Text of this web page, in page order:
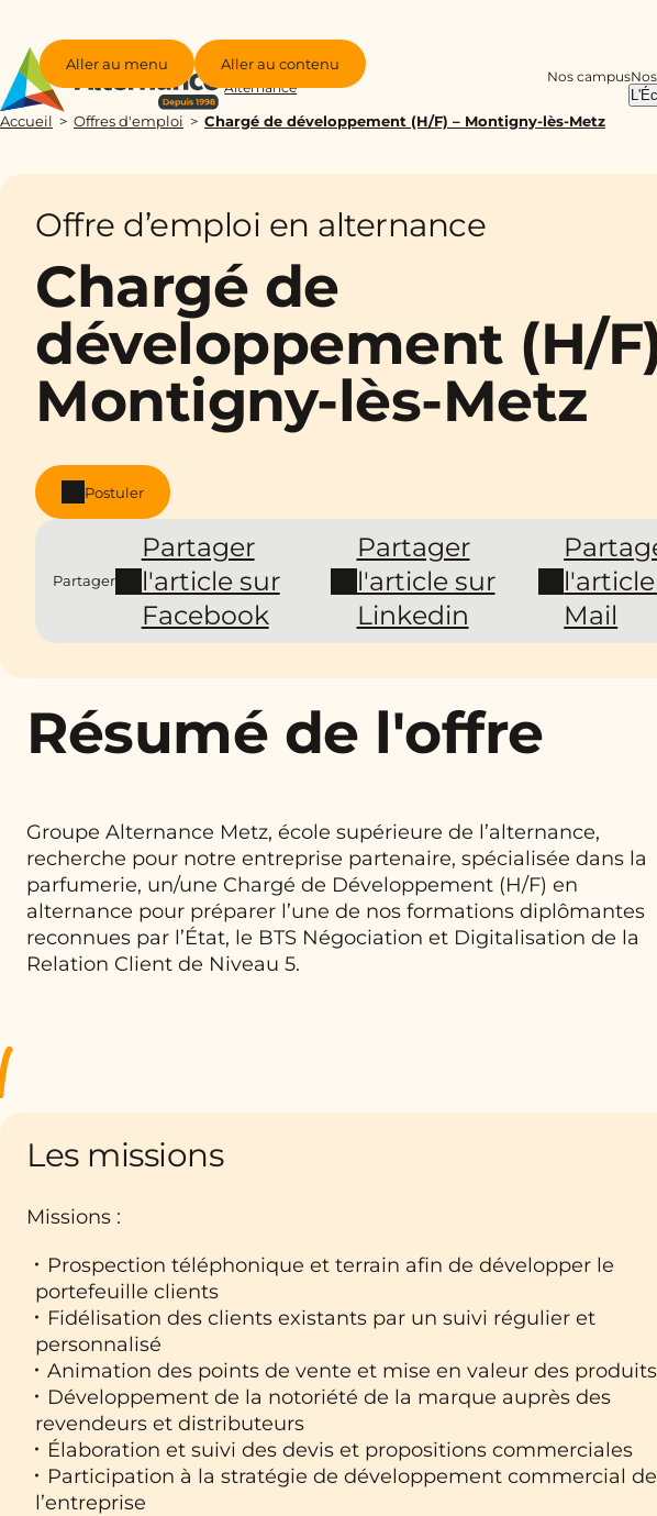
Aller au menu Aller au contenu
Groupe
Alternance
Nos campus
Accueil Offres d'emploi Chargé de développement (H/F) – Montigny-lès-Metz
Offre d’emploi en alternance
Chargé de
développement (H/
Montigny-lès-Metz
Postuler
Partager
Partager
l'article sur
Facebook
Partager
l'article sur
Linkedin
Mail
Résumé de l'offre
Groupe Alternance Metz, école supérieure de l’alternance,
recherche pour notre entreprise partenaire, spécialisée dans la
parfumerie, un/une Chargé de Développement (H/F) en
alternance pour préparer l’une de nos formations diplômantes
reconnues par l’État, le BTS Négociation et Digitalisation de la
Relation Client de Niveau 5.
Les missions
Missions :
Prospection téléphonique et terrain afin de développer le
portefeuille clients
Fidélisation des clients existants par un suivi régulier et
personnalisé
Animation des points de vente et mise en valeur des produits
Développement de la notoriété de la marque auprès des
revendeurs et distributeurs
Élaboration et suivi des devis et propositions commerciales
Participation à la stratégie de développement commercial de
l’entreprise